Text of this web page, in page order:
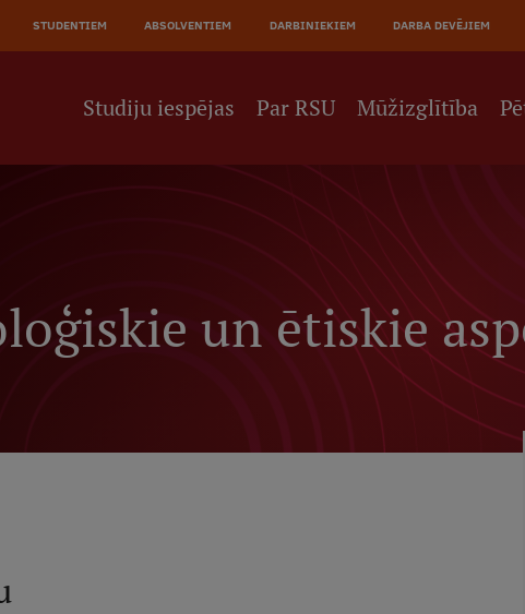
STUDENTIEM ABSOLVENTIEM DARBINIEKIEM DARBA DEVĒJIEM
Studiju iespējas Par RSU Mūžizglītība
un ētiskie